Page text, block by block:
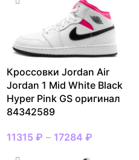
Кроссовки Jordan Air
Jordan 1 Mid White Black
Hyper Pink GS оригинал
84342589
11315 ₽ – 17284 ₽